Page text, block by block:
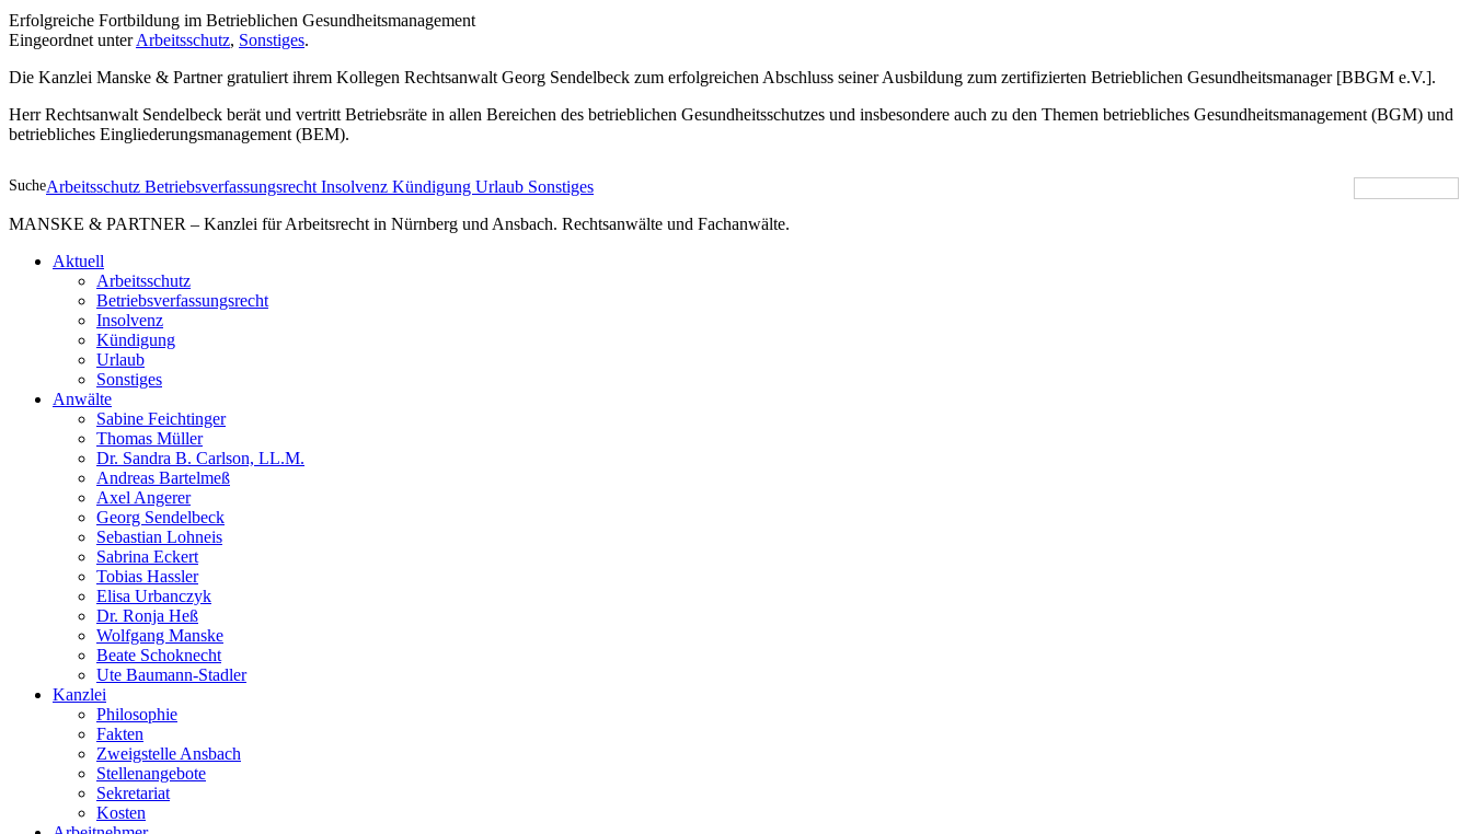
Erfolgreiche Fortbildung im Betrieblichen Gesundheitsmanagement
Eingeordnet unterArbeitsschutz, Sonstiges.
Die Kanzlei Manske & Partner gratuliert ihrem Kollegen Rechtsanwalt Georg Sendelbeck zum erfolgreichen Abschluss seiner Ausbildung zum zertifizierten Betrieblichen Gesundheitsmanager [BBGM e.V.].
Herr Rechtsanwalt Sendelbeck berät und vertritt Betriebsräte in allen Bereichen des betrieblichen Gesundheitsschutzes und insbesondere auch zu den Themen betriebliches Gesundheitsmanagement (BGM) und
betriebliches Eingliederungsmanagement (BEM).
SucheArbeitsschutz Betriebsverfassungsrecht Insolvenz Kündigung Urlaub Sonstiges
MANSKE & PARTNER – Kanzlei für Arbeitsrecht in Nürnberg und Ansbach. Rechtsanwälte und Fachanwälte.
Aktuell
Arbeitsschutz
Betriebsverfassungsrecht
Insolvenz
Kündigung
Urlaub
Sonstiges
Anwälte
Sabine Feichtinger
Thomas Müller
Dr. Sandra B. Carlson, LL.M.
Andreas Bartelmeß
Axel Angerer
Georg Sendelbeck
Sebastian Lohneis
Sabrina Eckert
Tobias Hassler
Elisa Urbanczyk
Dr. Ronja Heß
Wolfgang Manske
Beate Schoknecht
Ute Baumann-Stadler
Kanzlei
Philosophie
Fakten
Zweigstelle Ansbach
Stellenangebote
Sekretariat
Kosten